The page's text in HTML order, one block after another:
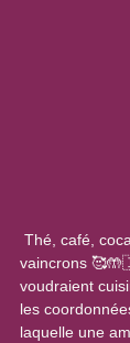
vaincrons
voudraient
les
laquelle une